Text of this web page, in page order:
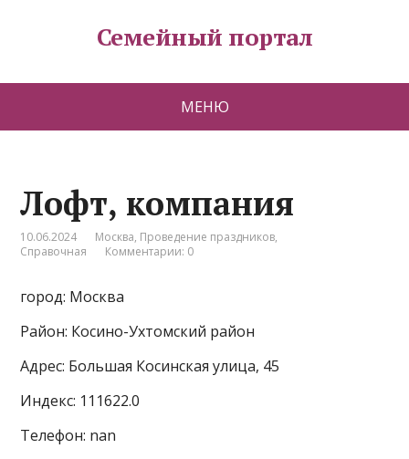
Семейный портал
МЕНЮ
Лофт, компания
10.06.2024 Москва, Проведение праздников,
Справочная
Комментарии: 0
город: Москва
Район: Косино-Ухтомский район
Адрес: Большая Косинская улица, 45
Индекс: 111622.0
Телефон: nan